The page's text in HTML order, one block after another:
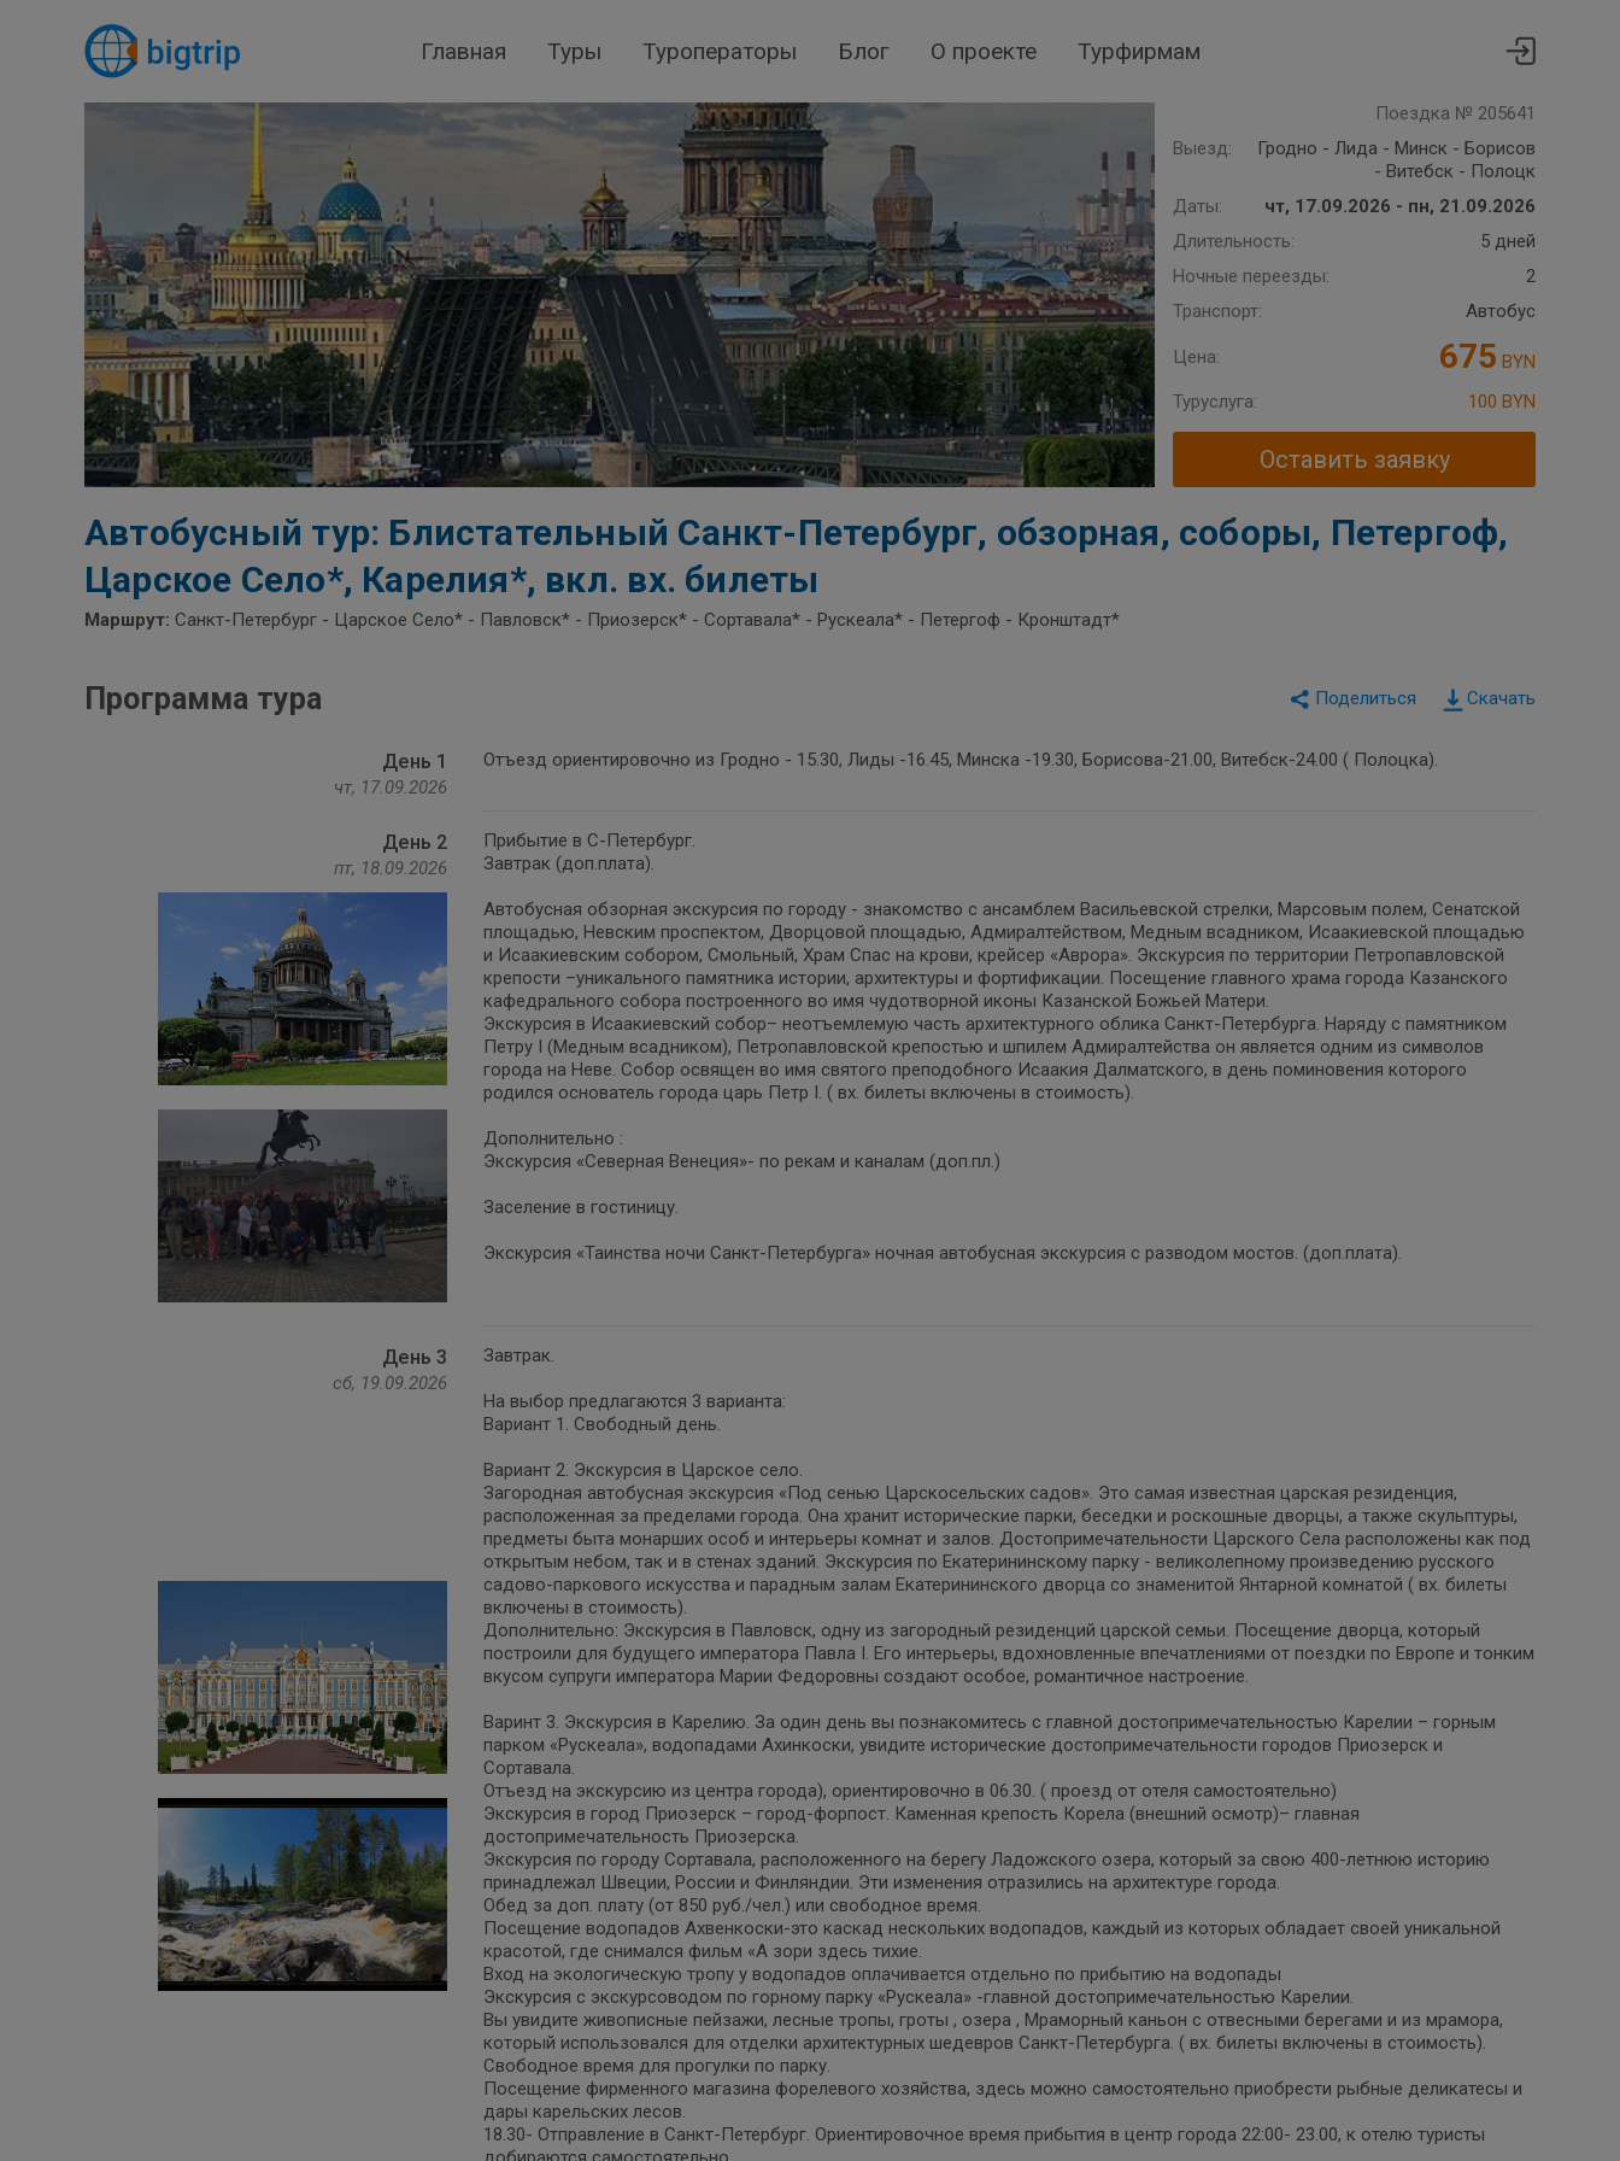
Главная Туры Туроператоры Блог О проекте Турфирмам
Поездка № 205641
Выезд:
Гродно - Лида - Минск - Борисов
- Витебск - Полоцк
Даты:
чт, 17.09.2026 - пн, 21.09.2026
Длительность:
5 дней
Ночные переезды:
2
Транспорт:
Автобус
Цена: 675 BYN
Туруслуга:
100 BYN
Оставить заявку
Автобусный тур: Блистательный Санкт-Петербург, обзорная, соборы, Петергоф,
Царское Село*, Карелия*, вкл. вх. билеты
Маршрут: Санкт-Петербург - Царское Село* - Павловск* - Приозерск* - Сортавала* - Рускеала* - Петергоф - Кронштадт*
Скачать
Программа тура
День 1
чт, 17.09.2026
Отъезд ориентировочно из Гродно - 15.30, Лиды -16.45, Минска -19.30, Борисова-21.00, Витебск-24.00 ( Полоцка).
День 2
пт, 18.09.2026
Прибытие в С-Петербург.
Завтрак (доп.плата).
Автобусная обзорная экскурсия по городу - знакомство с ансамблем Васильевской стрелки, Марсовым полем, Сенатской
площадью, Невским проспектом, Дворцовой площадью, Адмиралтейством, Медным всадником, Исаакиевской площадью
и Исаакиевским собором, Смольный, Храм Спас на крови, крейсер «Аврора». Экскурсия по территории Петропавловской
крепости –уникального памятника истории, архитектуры и фортификации. Посещение главного храма города Казанского
кафедрального собора построенного во имя чудотворной иконы Казанской Божьей Матери.
Экскурсия в Исаакиевский собор– неотъемлемую часть архитектурного облика Санкт-Петербурга. Наряду с памятником
Петру I (Медным всадником), Петропавловской крепостью и шпилем Адмиралтейства он является одним из символов
города на Неве. Собор освящен во имя святого преподобного Исаакия Далматского, в день поминовения которого
родился основатель города царь Петр I. ( вх. билеты включены в стоимость).
Дополнительно :
Экскурсия «Северная Венеция»- по рекам и каналам (доп.пл.)
Заселение в гостиницу.
Экскурсия «Таинства ночи Санкт-Петербурга» ночная автобусная экскурсия с разводом мостов. (доп.плата).
День 3
сб, 19.09.2026
Завтрак.
На выбор предлагаются 3 варианта:
Вариант 1. Свободный день.
Вариант 2. Экскурсия в Царское село.
Загородная автобусная экскурсия «Под сенью Царскосельских садов». Это самая известная царская резиденция,
расположенная за пределами города. Она хранит исторические парки, беседки и роскошные дворцы, а также скульптуры,
предметы быта монарших особ и интерьеры комнат и залов. Достопримечательности Царского Села расположены как под
открытым небом, так и в стенах зданий. Экскурсия по Екатерининскому парку - великолепному произведению русского
садово-паркового искусства и парадным залам Екатерининского дворца со знаменитой Янтарной комнатой ( вх. билеты
включены в стоимость).
Дополнительно: Экскурсия в Павловск, одну из загородный резиденций царской семьи. Посещение дворца, который
построили для будущего императора Павла I. Его интерьеры, вдохновленные впечатлениями от поездки по Европе и тонким
вкусом супруги императора Марии Федоровны создают особое, романтичное настроение.
Варинт 3. Экскурсия в Карелию. За один день вы познакомитесь с главной достопримечательностью Карелии – горным
парком «Рускеала», водопадами Ахинкоски, увидите исторические достопримечательности городов Приозерск и
Сортавала.
Отъезд на экскурсию из центра города), ориентировочно в 06.30. ( проезд от отеля самостоятельно)
Экскурсия в город Приозерск – город-форпост. Каменная крепость Корела (внешний осмотр)– главная
достопримечательность Приозерска.
Экскурсия по городу Сортавала, расположенного на берегу Ладожского озера, который за свою 400-летнюю историю
принадлежал Швеции, России и Финляндии. Эти изменения отразились на архитектуре города.
Обед за доп. плату (от 850 руб./чел.) или свободное время.
Посещение водопадов Ахвенкоски-это каскад нескольких водопадов, каждый из которых обладает своей уникальной
красотой, где снимался фильм «А зори здесь тихие.
Вход на экологическую тропу у водопадов оплачивается отдельно по прибытию на водопады
Экскурсия с экскурсоводом по горному парку «Рускеала» -главной достопримечательностью Карелии.
Вы увидите живописные пейзажи, лесные тропы, гроты , озера , Мраморный каньон с отвесными берегами и из мрамора,
который использовался для отделки архитектурных шедевров Санкт-Петербурга. ( вх. билеты включены в стоимость).
Свободное время для прогулки по парку.
Посещение фирменного магазина форелевого хозяйства, здесь можно самостоятельно приобрести рыбные деликатесы и
дары карельских лесов.
18.30- Отправление в Санкт-Петербург. Ориентировочное время прибытия в центр города 22:00- 23.00, к отелю туристы